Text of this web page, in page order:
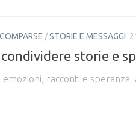
/STORIE E MESSAGGI
storie e
racconti e speranza